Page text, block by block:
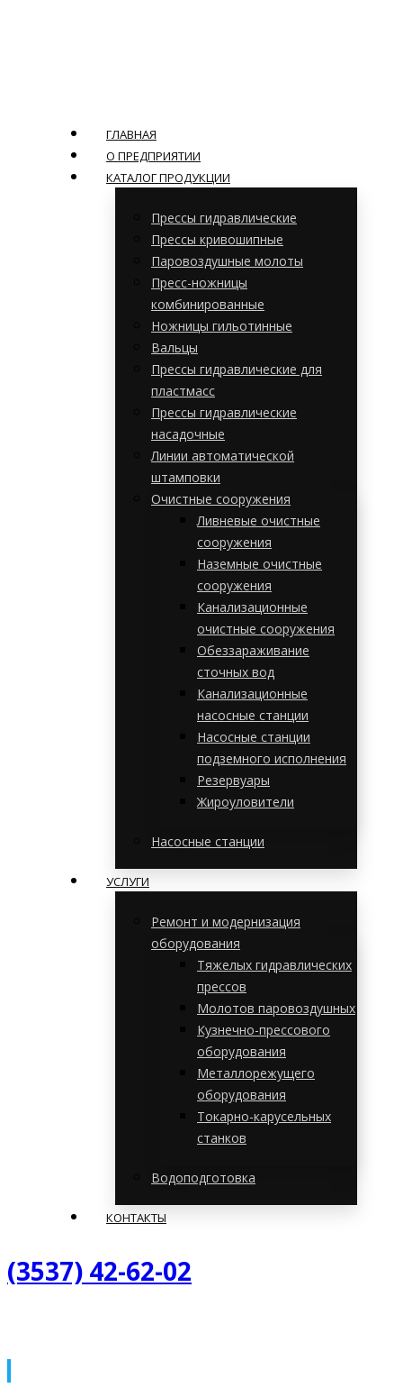
ГЛАВНАЯ
О ПРЕДПРИЯТИИ
КАТАЛОГ ПРОДУКЦИИ
Прессы гидравлические
Прессы кривошипные
Паровоздушные молоты
Пресс-ножницы
комбинированные
Ножницы гильотинные
Вальцы
Прессы гидравлические для
пластмасс
Прессы гидравлические
насадочные
Линии автоматической
штамповки
Очистные сооружения
Ливневые очистные
сооружения
Наземные очистные
сооружения
Канализационные
очистные сооружения
Обеззараживание
сточных вод
Канализационные
насосные станции
Насосные станции
подземного исполнения
Резервуары
Жироуловители
Насосные станции
УСЛУГИ
Ремонт и модернизация
оборудования
Тяжелых гидравлических
прессов
Молотов паровоздушных
Кузнечно-прессового
оборудования
Металлорежущего
оборудования
Токарно-карусельных
станков
Водоподготовка
КОНТАКТЫ
(3537) 42-62-02